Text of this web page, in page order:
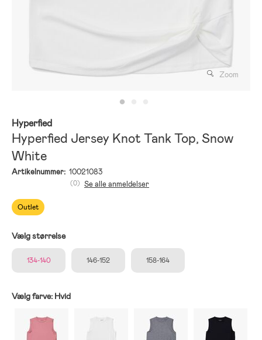
Zoom
Hyperfied
Hyperfied Jersey Knot Tank Top, Snow
White
Artikelnummer: 10021083
Outlet
(0) Se alle anmeldelser
Vælg størrelse
134-140 146-152 158-164
Vælg farve: Hvid